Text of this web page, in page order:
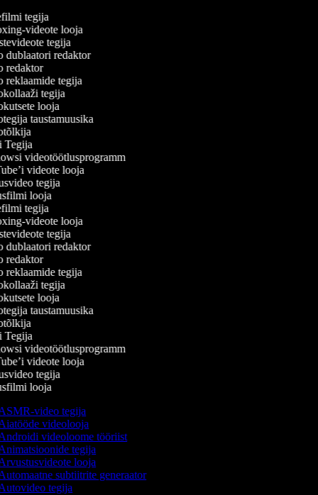
tegija
videote looja
tegija
redaktor
tegija
tegija
looja
taustamuusika
videotöötlusprogramm
videote looja
tegija
looja
tegija
videote looja
tegija
redaktor
tegija
tegija
looja
taustamuusika
videotöötlusprogramm
videote looja
tegija
looja
video tegija
videolooja
videoloome tööriist
tegija
looja
subtiitrite generaator
tegija